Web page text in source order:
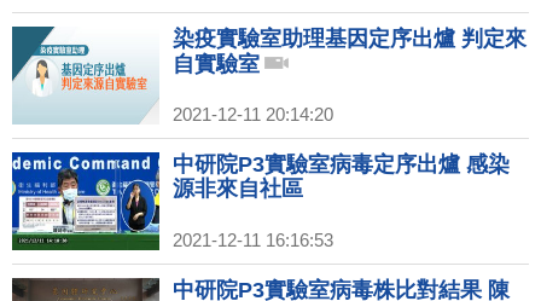
染疫實驗室助理基因定序出爐 判定來
自實驗室
2021-12-11 20:14:20
中研院P3實驗室病毒定序出爐 感染
源非來自社區
2021-12-11 16:16:53
中研院P3實驗室病毒株比對結果 陳